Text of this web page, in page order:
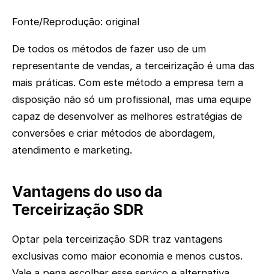
Fonte/Reprodução: original
De todos os métodos de fazer uso de um
representante de vendas, a terceirização é uma das
mais práticas. Com este método a empresa tem a
disposição não só um profissional, mas uma equipe
capaz de desenvolver as melhores estratégias de
conversões e criar métodos de abordagem,
atendimento e marketing.
Vantagens do uso da
Terceirização SDR
Optar pela terceirização SDR traz vantagens
exclusivas como maior economia e menos custos.